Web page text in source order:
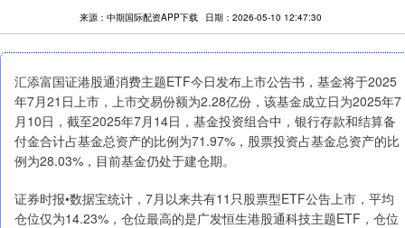
来源：中期国际配资APP下载 日期：2026-05-10 12:47:30
汇添富国证港股通消费主题ETF今日发布上市公告书，基金将于2025
年7月21日上市，上市交易份额为2.28亿份，该基金成立日为2025年7
月10日，截至2025年7月14日，基金投资组合中，银行存款和结算备
付金合计占基金总资产的比例为71.97%，股票投资占基金总资产的比
例为28.03%，目前基金仍处于建仓期。
证券时报•数据宝统计，7月以来共有11只股票型ETF公告上市，平均
仓位仅为14.23%，仓位最高的是广发恒生港股通科技主题ETF，仓位